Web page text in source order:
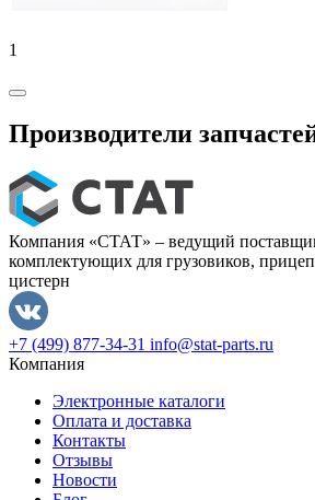
1
Производители
Компания «СТАТ» – ведущий
комплектующих для грузовиков,
цистерн
+7 (499) 877-34-31 info@stat-parts.ru
Компания
Электронные каталоги
Оплата и доставка
Контакты
Отзывы
Новости